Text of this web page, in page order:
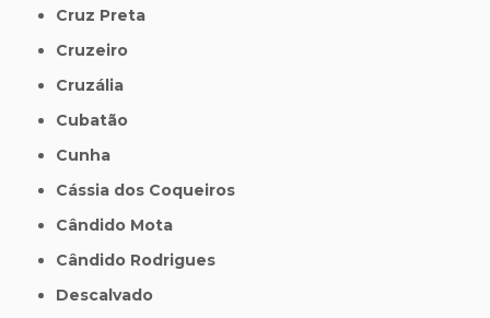
Cruz Preta
Cruzeiro
Cruzália
Cubatão
Cunha
Cássia dos Coqueiros
Cândido Mota
Cândido Rodrigues
Descalvado